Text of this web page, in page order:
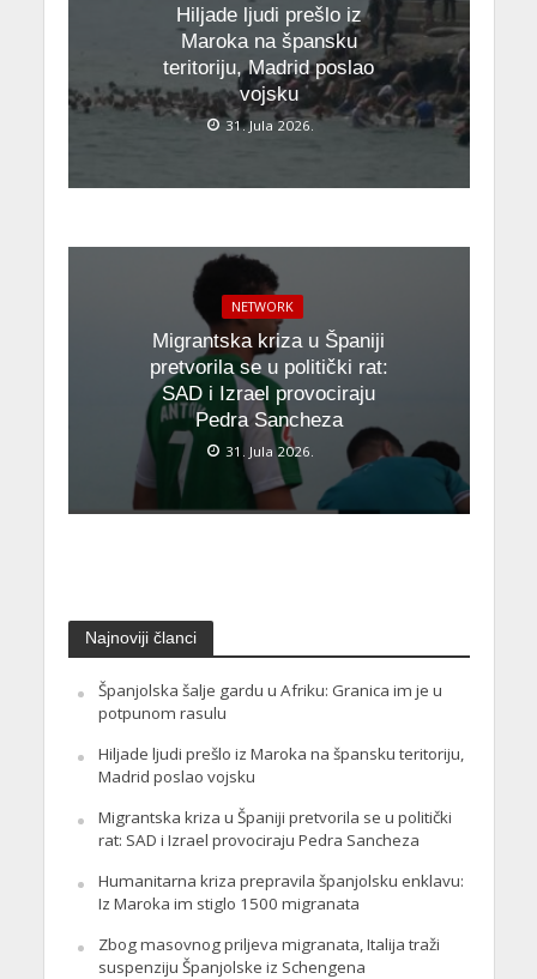
Hiljade ljudi prešlo iz
Maroka na špansku
teritoriju, Madrid poslao
vojsku
31. Jula 2026.
NETWORK
Migrantska kriza u Španiji
pretvorila se u politički rat:
SAD i Izrael provociraju
Pedra Sancheza
31. Jula 2026.
Najnoviji članci
Španjolska šalje gardu u Afriku: Granica im je u
potpunom rasulu
Hiljade ljudi prešlo iz Maroka na špansku teritoriju,
Madrid poslao vojsku
Migrantska kriza u Španiji pretvorila se u politički
rat: SAD i Izrael provociraju Pedra Sancheza
Humanitarna kriza prepravila španjolsku enklavu:
Iz Maroka im stiglo 1500 migranata
Zbog masovnog priljeva migranata, Italija traži
suspenziju Španjolske iz Schengena